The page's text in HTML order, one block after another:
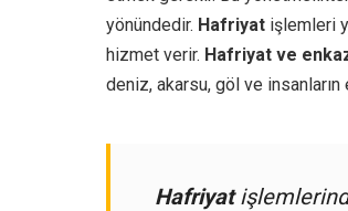
yönündedir. Hafriyat işlemleri
hizmet verir. Hafriyat ve
deniz, akarsu, göl ve
Hafriyat